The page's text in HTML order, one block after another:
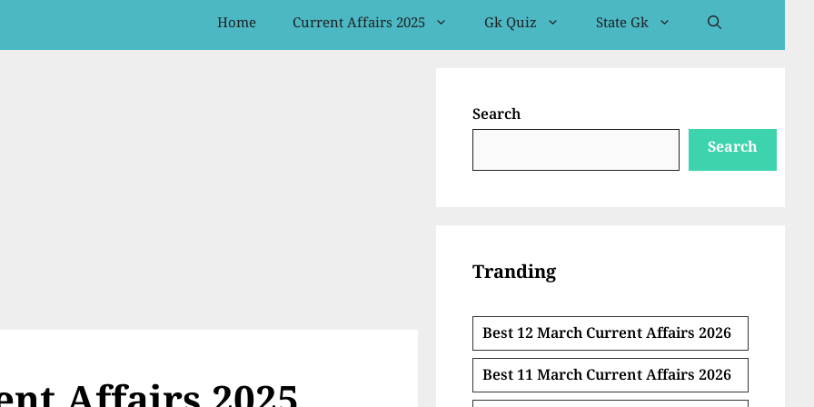
Home Current Affairs 2025 Gk Quiz State Gk
Search
Search
Tranding
Best 12 March Current Affairs 2026
Best 11 March Current Affairs 2026